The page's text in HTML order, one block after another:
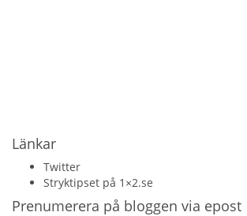
Länkar
Twitter
Stryktipset på 1×2.se
Prenumerera på bloggen via epost